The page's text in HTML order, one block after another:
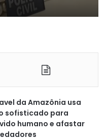
da Amazônia usa
sofisticado para
humano e afastar